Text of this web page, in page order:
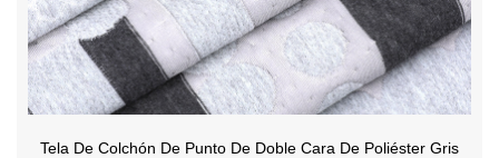
Tela De Colchón De Punto De Doble Cara De Poliéster Gris